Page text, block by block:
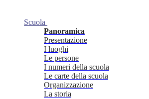
Scuola
Panoramica
Presentazione
I luoghi
Le persone
I numeri della scuola
Le carte della scuola
Organizzazione
La storia